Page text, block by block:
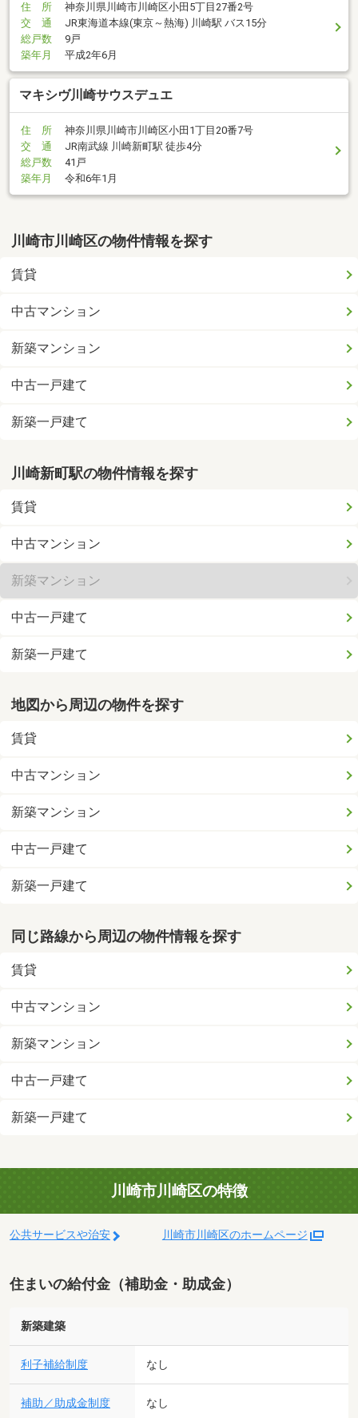
住 所
神奈川県川崎市川崎区小田5丁目27番2号
交 通
JR東海道本線(東京～熱海) 川崎駅 バス15分
総戸数
9戸
築年月
平成2年6月
マキシヴ川崎サウスデュエ
住 所
神奈川県川崎市川崎区小田1丁目20番7号
交 通
JR南武線 川崎新町駅 徒歩4分
総戸数
41戸
築年月
令和6年1月
川崎市川崎区の物件情報を探す
賃貸
中古マンション
新築マンション
中古一戸建て
新築一戸建て
川崎新町駅の物件情報を探す
賃貸
中古マンション
新築マンション
中古一戸建て
新築一戸建て
地図から周辺の物件を探す
賃貸
中古マンション
新築マンション
中古一戸建て
新築一戸建て
同じ路線から周辺の物件情報を探す
賃貸
中古マンション
新築マンション
中古一戸建て
新築一戸建て
川崎市川崎区の特徴
公共サービスや治安 川崎市川崎区のホームページ
住まいの給付金（補助金・助成金）
新築建築
利子補給制度 なし
補助／助成金制度 なし